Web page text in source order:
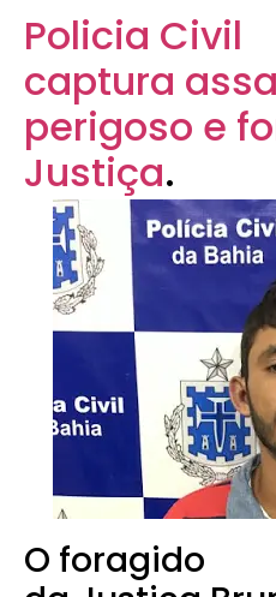
Policia Civil
captura
perigoso e
Justiça.
O foragido